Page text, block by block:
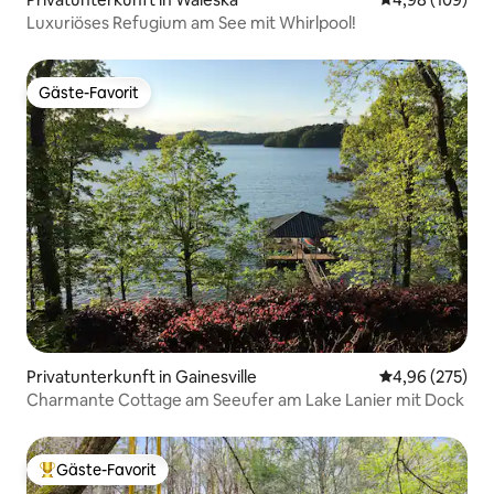
Luxuriöses Refugium am See mit Whirlpool!
Gäste-Favorit
Gäste-Favorit
Privatunterkunft in Gainesville
4,96 (275)
Charmante Cottage am Seeufer am Lake Lanier mit Dock
Beliebter Gäste-Favorit.
Gäste-Favorit